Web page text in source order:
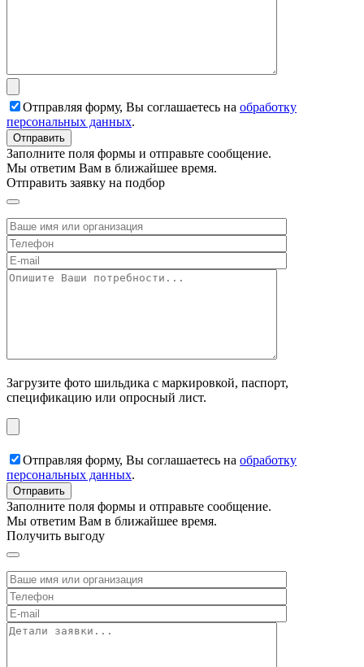
Отправляя форму, Вы соглашаетесь на обработку
персональных данных.
Заполните поля формы и отправьте сообщение.
Мы ответим Вам в ближайшее время.
Отправить заявку на подбор
Загрузите фото шильдика с маркировкой, паспорт,
спецификацию или опросный лист.
Отправляя форму, Вы соглашаетесь на обработку
персональных данных.
Заполните поля формы и отправьте сообщение.
Мы ответим Вам в ближайшее время.
Получить выгоду